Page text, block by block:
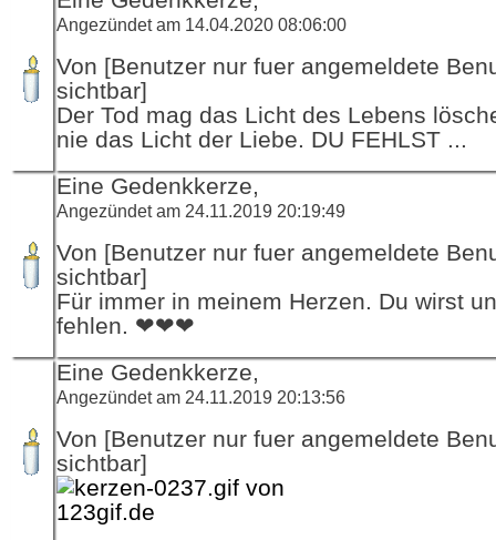
Angezündet am 14.04.2020 08:06:00
Von [Benutzer nur fuer angemeldete
sichtbar]
Der Tod mag das Licht des Lebens
nie das Licht der Liebe. DU FEHLST ...
Eine Gedenkkerze,
Angezündet am 24.11.2019 20:19:49
Von [Benutzer nur fuer angemeldete
sichtbar]
Für immer in meinem Herzen. Du wirst
fehlen. ❤❤❤
Eine Gedenkkerze,
Angezündet am 24.11.2019 20:13:56
Von [Benutzer nur fuer angemeldete
sichtbar]